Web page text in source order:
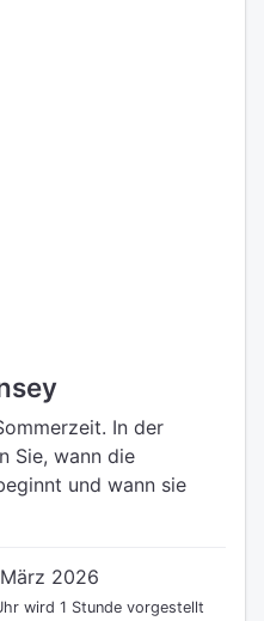
In der
Sie, wann die
und wann sie
2026
wird 1 Stunde vorgestellt